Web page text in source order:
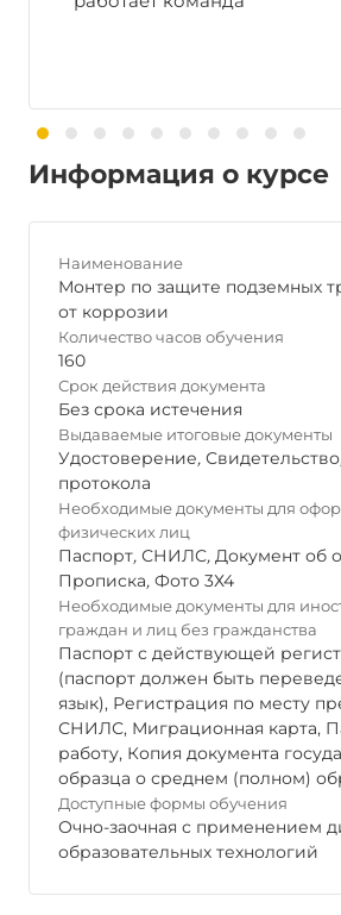
Информация о курсе
Наименование
Монтер по защите подземных
от коррозии
Количество часов обучения
160
Срок действия документа
Без срока истечения
Выдаваемые итоговые документы
Удостоверение, Свидетельство
протокола
Необходимые документы для
физических лиц
Паспорт, СНИЛС, Документ об
Прописка, Фото 3Х4
Необходимые документы для
граждан и лиц без гражданства
Паспорт с действующей
(паспорт должен быть
язык), Регистрация по месту
СНИЛС, Миграционная карта,
работу, Копия документа
образца о среднем (полном)
Доступные формы обучения
Очно-заочная с применением
образовательных технологий